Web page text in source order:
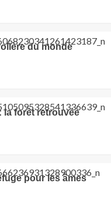
du monde
la forêt retrouvée
pour les âmes